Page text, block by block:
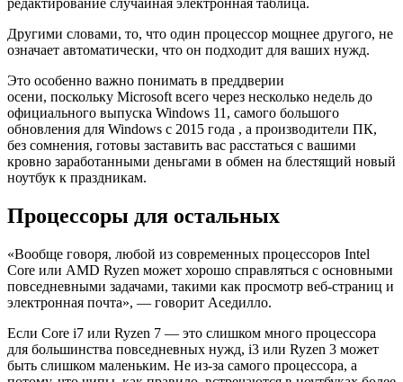
редактирование случайная электронная таблица.
Другими словами, то, что один процессор мощнее другого, не
означает автоматически, что он подходит для ваших нужд.
Это особенно важно понимать в преддверии
осени, поскольку Microsoft всего через несколько недель до
официального выпуска Windows 11, самого большого
обновления для Windows с 2015 года , а производители ПК,
без сомнения, готовы заставить вас расстаться с вашими
кровно заработанными деньгами в обмен на блестящий новый
ноутбук к праздникам.
Процессоры для остальных
«Вообще говоря, любой из современных процессоров Intel
Core или AMD Ryzen может хорошо справляться с основными
повседневными задачами, такими как просмотр веб-страниц и
электронная почта», — говорит Аседилло.
Если Core i7 или Ryzen 7 — это слишком много процессора
для большинства повседневных нужд, i3 или Ryzen 3 может
быть слишком маленьким. Не из-за самого процессора, а